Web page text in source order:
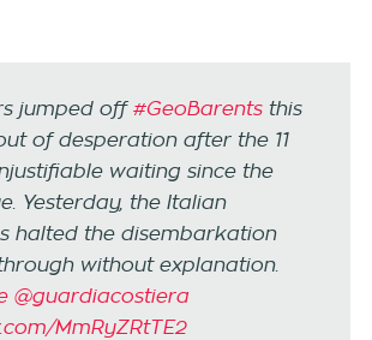
jumped off #GeoBarentsthis
of desperation after the 11
waiting since the
Yesterday, the Italian
halted the disembarkation
without explanation.
@guardiacostiera
MmRyZRtTE2